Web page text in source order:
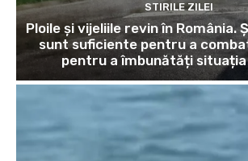
STIRILE ZILEI
Ploile și vijeliile revin în România.
sunt suficiente pentru a
pentru a îmbunătăți situația